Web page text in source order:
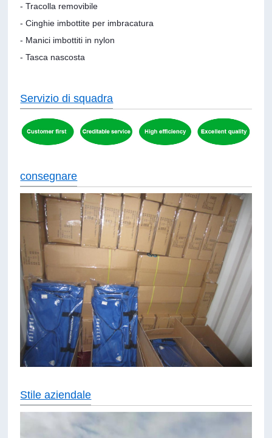
- Tracolla removibile
- Cinghie imbottite per imbracatura
- Manici imbottiti in nylon
- Tasca nascosta
Servizio di squadra
consegnare
Stile aziendale